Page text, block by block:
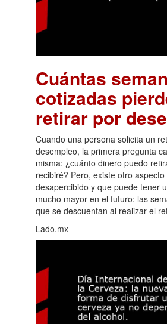
Cuántas
cotizadas
retirar por
Cuando una persona solicita un
desempleo, la primera pregunta
misma: ¿cuánto dinero puedo
recibiré? Pero, existe otro
desapercibido y que puede tener
mucho mayor en el futuro: las
que se descuentan al realizar el
Lado.mx